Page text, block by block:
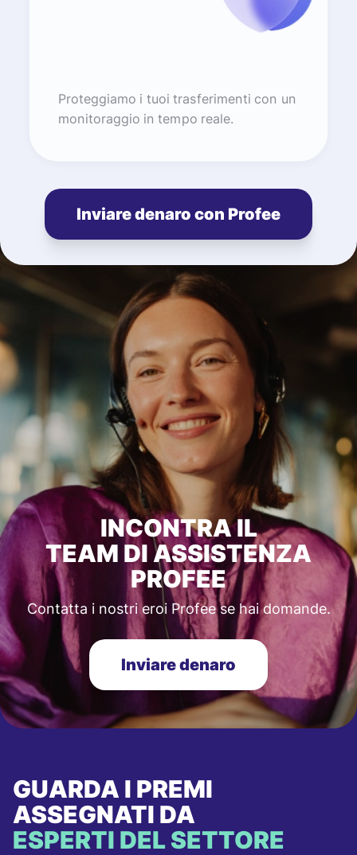
Proteggiamo i tuoi trasferimenti con un
monitoraggio in tempo reale.
Inviare denaro con Profee
INCONTRA IL
TEAM DI ASSISTENZA
PROFEE
Contatta i nostri eroi Profee se hai domande.
Inviare denaro
GUARDA I PREMI
ASSEGNATI DA
ESPERTI DEL SETTORE